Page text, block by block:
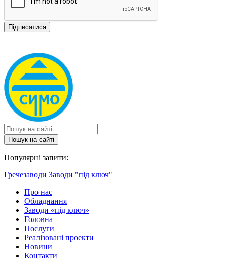
Пошук на сайтi
Популярні запити:
Гречезаводи Заводи "під ключ"
Про нас
Обладнання
Заводи «під ключ»
Головна
Послуги
Реалізовані проекти
Новини
Контакти